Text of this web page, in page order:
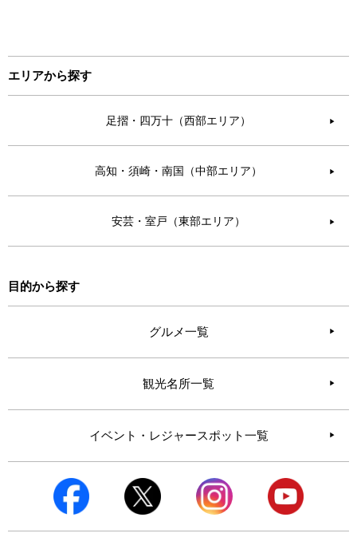
エリアから探す
足摺・四万十（西部エリア） ▶︎
高知・須崎・南国（中部エリア） ▶︎
安芸・室戸（東部エリア） ▶︎
目的から探す
グルメ一覧
観光名所一覧
イベント・レジャースポット一覧